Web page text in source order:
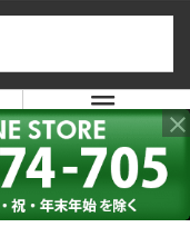
メニュー
all right reserved